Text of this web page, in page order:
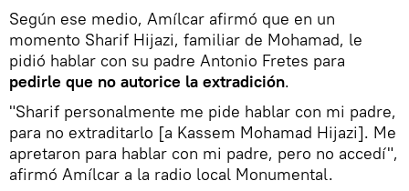
Según ese medio, Amílcar afirmó que en un
momento Sharif Hijazi, familiar de Mohamad, le
pidió hablar con su padre Antonio Fretes para
pedirle que no autorice la extradición.
"Sharif personalmente me pide hablar con mi padre,
para no extraditarlo [a Kassem Mohamad Hijazi]. Me
apretaron para hablar con mi padre, pero no accedí",
afirmó Amílcar a la radio local Monumental.